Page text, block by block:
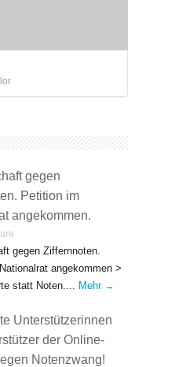
gegen
Petition im
angekommen.
gegen Ziffernnoten.
angekommen >
statt Noten.... Mehr →
Unterstützerinnen
der Online-
Notenzwang!